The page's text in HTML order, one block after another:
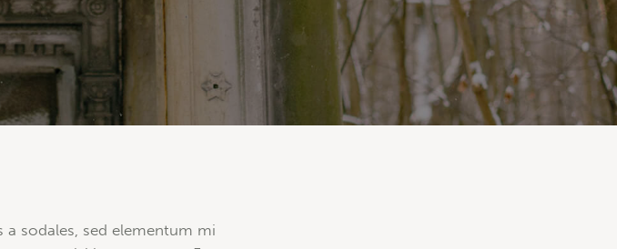
a sodales, sed elementum mi